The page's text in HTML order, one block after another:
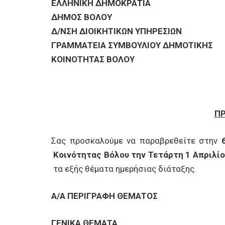
ΕΠΙΣΚΕΠΤΕΣ
ΕΛΛΗΝΙΚΗ ΔΗΜΟΚΡΑΤΙΑ
ΔΗΜΟΣ ΒΟΛΟΥ
Δ/ΝΣΗ ΔΙΟΙΚΗΤΙΚΩΝ ΥΠΗΡΕΣΙΩΝ
ΓΡΑΜΜΑΤΕΙΑ ΣΥΜΒΟΥΛΙΟΥ ΔΗΜΟΤΙΚΗΣ
ΚΟΙΝΟΤΗΤΑΣ ΒΟΛΟΥ
Σας προσκαλούμε να παραβρεθείτε στην
Κοινότητας Βόλου την Τετάρτη 1
τα εξής θέματα ημερήσιας διάταξης.
Α/Α ΠΕΡΙΓΡΑΦΗ ΘΕΜΑΤΟΣ
ΓΕΝΙΚΑ ΘΕΜΑΤΑ